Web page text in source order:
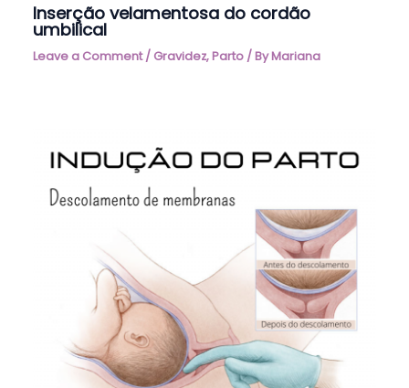
Inserção velamentosa do cordão
umbilical
Leave a Comment / Gravidez,Parto / ByMariana